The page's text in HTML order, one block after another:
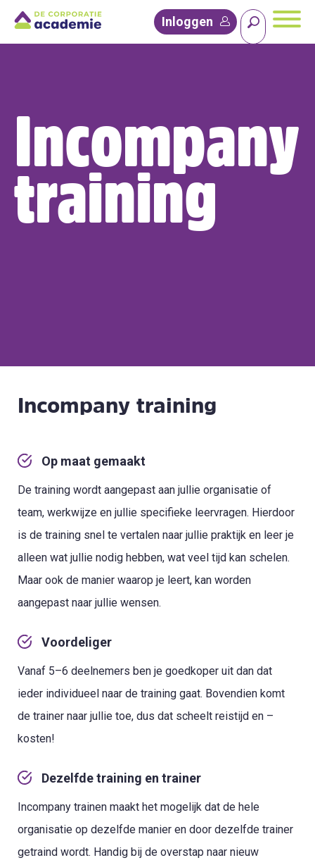
Inloggen
Incompany
training
Incompany training
Op maat gemaakt
De training wordt aangepast aan jullie organisatie of
team, werkwijze en jullie specifieke leervragen. Hierdoor
is de training snel te vertalen naar jullie praktijk en leer je
alleen wat jullie nodig hebben, wat veel tijd kan schelen.
Maar ook de manier waarop je leert, kan worden
aangepast naar jullie wensen.
Voordeliger
Vanaf 5–6 deelnemers ben je goedkoper uit dan dat
ieder individueel naar de training gaat. Bovendien komt
de trainer naar jullie toe, dus dat scheelt reistijd en –
kosten!
Dezelfde training en trainer
Incompany trainen maakt het mogelijk dat de hele
organisatie op dezelfde manier en door dezelfde trainer
getraind wordt. Handig bij de overstap naar nieuw